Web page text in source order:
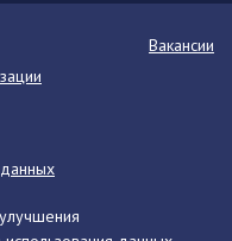
Вакансии